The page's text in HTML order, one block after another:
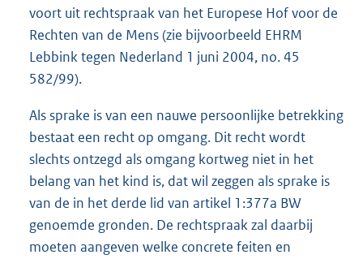
voort uit rechtspraak van het Europese Hof voor de
Rechten van de Mens (zie bijvoorbeeld EHRM
Lebbink tegen Nederland 1 juni 2004, no. 45
582/99).
Als sprake is van een nauwe persoonlijke betrekking
bestaat een recht op omgang. Dit recht wordt
slechts ontzegd als omgang kortweg niet in het
belang van het kind is, dat wil zeggen als sprake is
van de in het derde lid van artikel 1:377a BW
genoemde gronden. De rechtspraak zal daarbij
moeten aangeven welke concrete feiten en